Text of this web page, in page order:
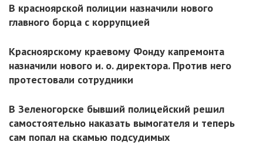
В красноярской полиции назначили нового
главного борца с коррупцией
Красноярскому краевому Фонду капремонта
назначили нового и. о. директора. Против него
протестовали сотрудники
В Зеленогорске бывший полицейский решил
самостоятельно наказать вымогателя и теперь
сам попал на скамью подсудимых